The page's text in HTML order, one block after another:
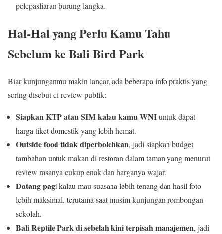
pelepasliaran burung langka.
Hal-Hal yang Perlu Kamu Tahu
Sebelum ke Bali Bird Park
Biar kunjunganmu makin lancar, ada beberapa info praktis yang
sering disebut di review publik:
Siapkan KTP atau SIM kalau kamu WNIuntuk dapat
harga tiket domestik yang lebih hemat.
Outside food tidak diperbolehkan, jadi siapkan budget
tambahan untuk makan di restoran dalam taman yang menurut
review rasanya cukup enak dan harganya wajar.
Datang pagikalau mau suasana lebih tenang dan hasil foto
lebih maksimal, terutama saat musim kunjungan rombongan
sekolah.
Bali Reptile Park di sebelah kini terpisah manajemen, jadi